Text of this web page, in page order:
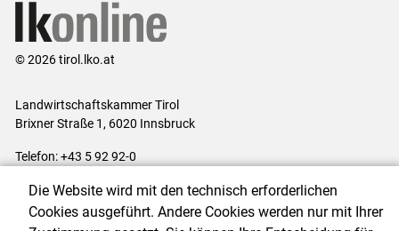
© 2026 tirol.lko.at
Landwirtschaftskammer Tirol
Brixner Straße 1, 6020 Innsbruck
Telefon: +43 5 92 92-0
Impressum|Kontakt|Datenschutzerklärung|Barrierefreiheit|
Cookie-Einstellungen
Die Website wird mit den technisch erforderlichen
Cookies ausgeführt. Andere Cookies werden nur mit Ihrer